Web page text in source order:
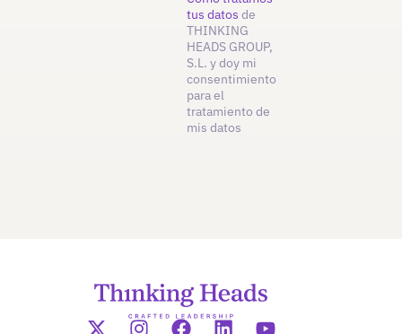
tus datos de
THINKING
HEADS GROUP,
S.L. y doy mi
consentimiento
para el
tratamiento de
mis datos